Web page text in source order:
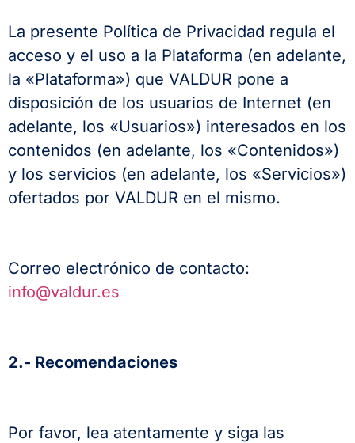
La presente Política de Privacidad regula el
acceso y el uso a la Plataforma (en adelante,
la «Plataforma») que VALDUR pone a
disposición de los usuarios de Internet (en
adelante, los «Usuarios») interesados en los
contenidos (en adelante, los «Contenidos»)
y los servicios (en adelante, los «Servicios»)
ofertados por VALDUR en el mismo.
Correo electrónico de contacto:
info@valdur.es
2.- Recomendaciones
Por favor, lea atentamente y siga las